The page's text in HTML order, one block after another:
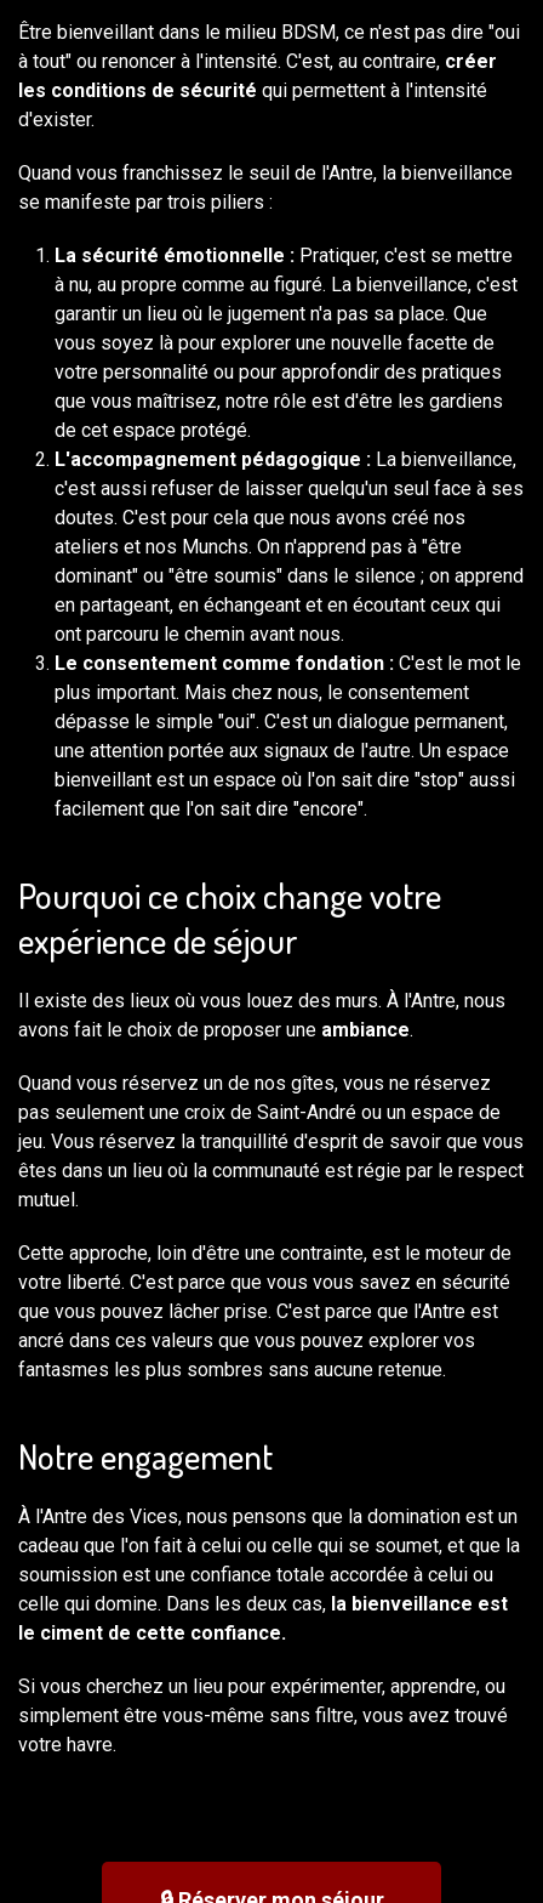
Être bienveillant dans le milieu BDSM, ce n'est pas dire "oui
à tout" ou renoncer à l'intensité. C'est, au contraire, créer
les conditions de sécurité qui permettent à l'intensité
d'exister.
Quand vous franchissez le seuil de l'Antre, la bienveillance
se manifeste par trois piliers :
La sécurité émotionnelle : Pratiquer, c'est se mettre
à nu, au propre comme au figuré. La bienveillance, c'est
garantir un lieu où le jugement n'a pas sa place. Que
vous soyez là pour explorer une nouvelle facette de
votre personnalité ou pour approfondir des pratiques
que vous maîtrisez, notre rôle est d'être les gardiens
de cet espace protégé.
L'accompagnement pédagogique : La bienveillance,
c'est aussi refuser de laisser quelqu'un seul face à ses
doutes. C'est pour cela que nous avons créé nos
ateliers et nos Munchs. On n'apprend pas à "être
dominant" ou "être soumis" dans le silence ; on apprend
en partageant, en échangeant et en écoutant ceux qui
ont parcouru le chemin avant nous.
Le consentement comme fondation : C'est le mot le
plus important. Mais chez nous, le consentement
dépasse le simple "oui". C'est un dialogue permanent,
une attention portée aux signaux de l'autre. Un espace
bienveillant est un espace où l'on sait dire "stop" aussi
facilement que l'on sait dire "encore".
Pourquoi ce choix change votre
expérience de séjour
Il existe des lieux où vous louez des murs. À l'Antre, nous
avons fait le choix de proposer une ambiance.
Quand vous réservez un de nos gîtes, vous ne réservez
pas seulement une croix de Saint-André ou un espace de
jeu. Vous réservez la tranquillité d'esprit de savoir que vous
êtes dans un lieu où la communauté est régie par le respect
mutuel.
Cette approche, loin d'être une contrainte, est le moteur de
votre liberté. C'est parce que vous vous savez en sécurité
que vous pouvez lâcher prise. C'est parce que l'Antre est
ancré dans ces valeurs que vous pouvez explorer vos
fantasmes les plus sombres sans aucune retenue.
Notre engagement
À l'Antre des Vices, nous pensons que la domination est un
cadeau que l'on fait à celui ou celle qui se soumet, et que la
soumission est une confiance totale accordée à celui ou
celle qui domine. Dans les deux cas, la bienveillance est
le ciment de cette confiance.
Si vous cherchez un lieu pour expérimenter, apprendre, ou
simplement être vous-même sans filtre, vous avez trouvé
votre havre.